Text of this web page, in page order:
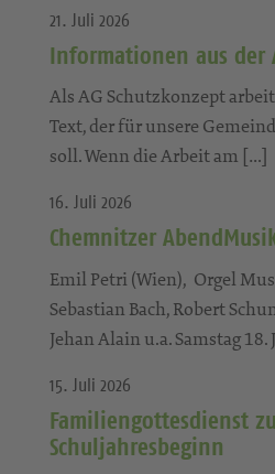
21. Juli 2026
Informationen aus der
Als AG Schutzkonzept
Text, der für unsere
soll. Wenn die Arbeit am […]
16. Juli 2026
Chemnitzer
Emil Petri (Wien), Orgel
Sebastian Bach, Robert
Jehan Alain u.a. Samstag
15. Juli 2026
Familiengottesdienst
Schuljahresbeginn